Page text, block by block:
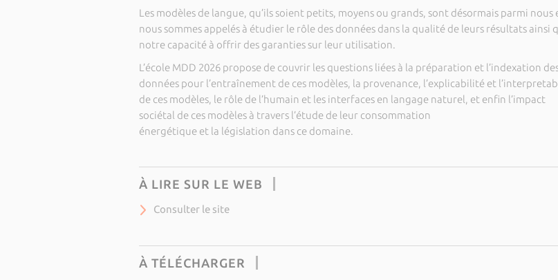
Les modèles de langue, qu’ils soient petits, moyens ou grands, sont désormais parmi nous
nous sommes appelés à étudier le rôle des données dans la qualité de leurs résultats ainsi
notre capacité à offrir des garanties sur leur utilisation.
L’école MDD 2026 propose de couvrir les questions liées à la préparation et l’indexation
données pour l’entraînement de ces modèles, la provenance, l’explicabilité et
de ces modèles, le rôle de l’humain et les interfaces en langage naturel, et enfin l’impact
sociétal de ces modèles à travers l’étude de leur consommation
énergétique et la législation dans ce domaine.
À LIRE SUR LE WEB
Consulter le site
À TÉLÉCHARGER